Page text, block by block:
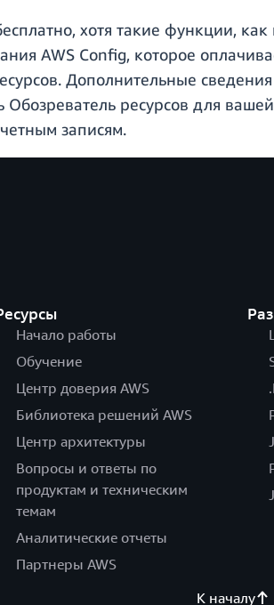
хотя такие функции,
AWS Config, которое
Дополнительные
Обозреватель ресурсов для
записям.
Начало работы
Обучение
Центр доверия AWS
Библиотека решений AWS
Центр архитектуры
Вопросы и ответы по
продуктам и техническим
темам
Аналитические отчеты
Партнеры AWS
К началу